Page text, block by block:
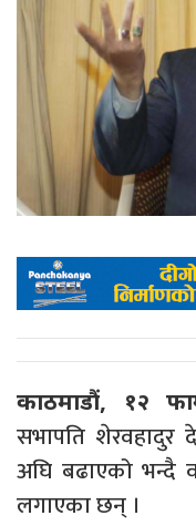
काठमाडौं, १२
सभापति शेरवहादुर
अघि बढाएको भन्दै
लगाएका छन् ।